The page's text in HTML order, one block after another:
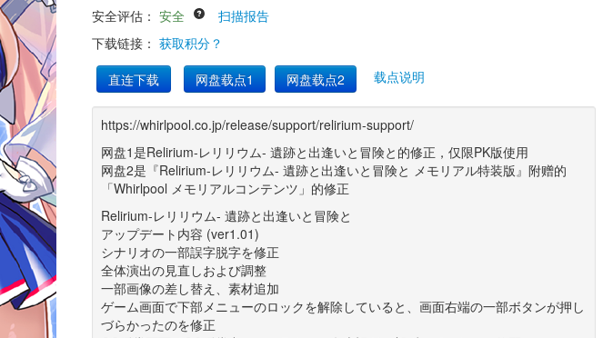
安全评估： 安全
扫描报告
下载链接： 获取积分？
直连下载
网盘载点1 网盘载点2 载点说明
https://whirlpool.co.jp/release/support/relirium-support/
网盘1是Relirium-レリリウム- 遺跡と出逢いと冒険と的修正，仅限PK版使用
网盘2是『Relirium-レリリウム- 遺跡と出逢いと冒険と メモリアル特装版』附赠的
「Whirlpool メモリアルコンテンツ」的修正
Relirium-レリリウム- 遺跡と出逢いと冒険と
アップデート内容 (ver1.01)
シナリオの一部誤字脱字を修正
全体演出の見直しおよび調整
一部画像の差し替え、素材追加
ゲーム画面で下部メニューのロックを解除していると、画面右端の一部ボタンが押し
づらかったのを修正